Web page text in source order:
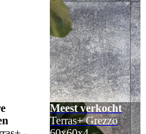
Meest verkocht
Terras+ Grezzo